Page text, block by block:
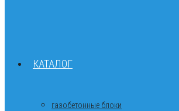
КАТАЛОГ
газобетонные блоки